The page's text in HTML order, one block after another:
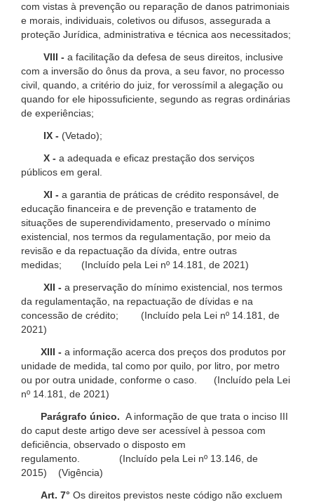
com vistas à prevenção ou reparação de danos patrimoniais
e morais, individuais, coletivos ou difusos, assegurada a
proteção Jurídica, administrativa e técnica aos necessitados;
VIII - a facilitação da defesa de seus direitos, inclusive
com a inversão do ônus da prova, a seu favor, no processo
civil, quando, a critério do juiz, for verossímil a alegação ou
quando for ele hipossuficiente, segundo as regras ordinárias
de experiências;
IX - (Vetado);
X - a adequada e eficaz prestação dos serviços
públicos em geral.
XI - a garantia de práticas de crédito responsável, de
educação financeira e de prevenção e tratamento de
situações de superendividamento, preservado o mínimo
existencial, nos termos da regulamentação, por meio da
revisão e da repactuação da dívida, entre outras
medidas; (Incluído pela Lei nº 14.181, de 2021)
XII - a preservação do mínimo existencial, nos termos
da regulamentação, na repactuação de dívidas e na
concessão de crédito; (Incluído pela Lei nº 14.181, de
2021)
XIII - a informação acerca dos preços dos produtos por
unidade de medida, tal como por quilo, por litro, por metro
ou por outra unidade, conforme o caso. (Incluído pela Lei
nº 14.181, de 2021)
Parágrafo único. A informação de que trata o inciso III
do caput deste artigo deve ser acessível à pessoa com
deficiência, observado o disposto em
regulamento. (Incluído pela Lei nº 13.146, de
2015) (Vigência)
Art. 7° Os direitos previstos neste código não excluem